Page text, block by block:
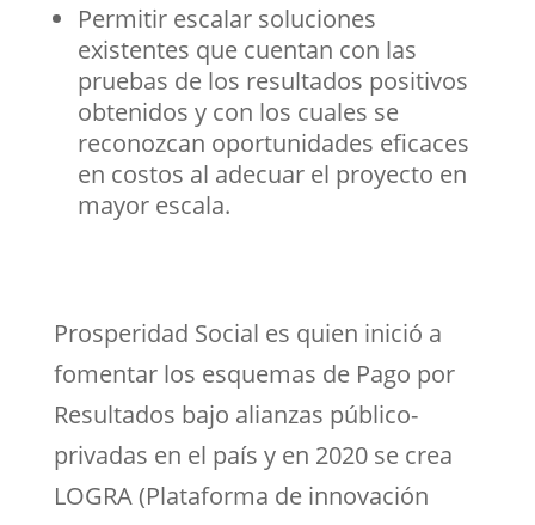
Permitir escalar soluciones
existentes que cuentan con las
pruebas de los resultados positivos
obtenidos y con los cuales se
reconozcan oportunidades eficaces
en costos al adecuar el proyecto en
mayor escala.
Prosperidad Social es quien inició a
fomentar los esquemas de Pago por
Resultados bajo alianzas público-
privadas en el país y en 2020 se crea
LOGRA (Plataforma de innovación